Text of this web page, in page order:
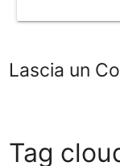
Lascia un
Tag